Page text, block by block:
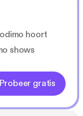
hoort
shows
Probeer gratis